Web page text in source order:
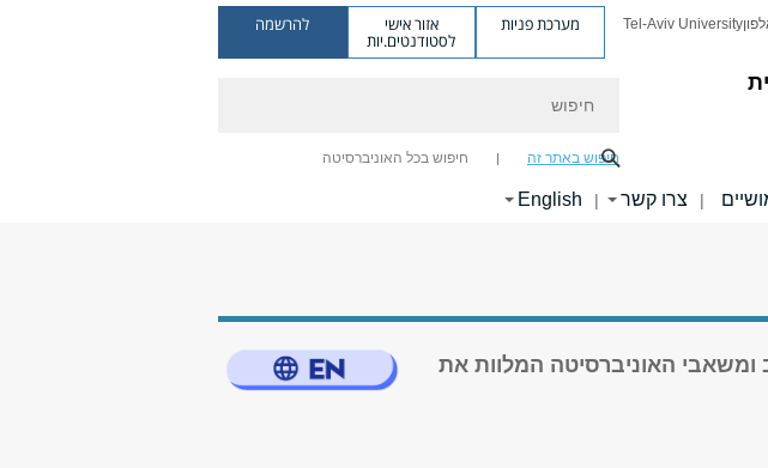
Tel-Aviv University מערכת פניות אזור אישי
לסטודנטים.יות
להרשמה
חיפוש באתר זה חיפוש בכל האוניברסיטה
| צרו קשר |
English
האוניברסיטה המלוות את